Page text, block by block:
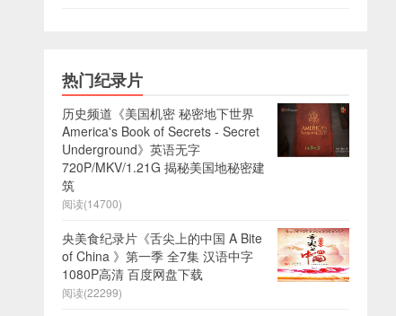
热门纪录片
历史频道《美国机密 秘密地下世界
America's Book of Secrets - Secret
Underground》英语无字
720P/MKV/1.21G 揭秘美国地秘密建
筑
阅读(14700)
央美食纪录片《舌尖上的中国 A Bite
of China 》第一季 全7集 汉语中字
1080P高清 百度网盘下载
阅读(22299)